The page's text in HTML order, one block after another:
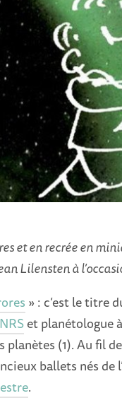
et en recrée en
Lilensten à
» : c’est le titre
et planétologue à
planètes (1). Au fil
ballets nés
.